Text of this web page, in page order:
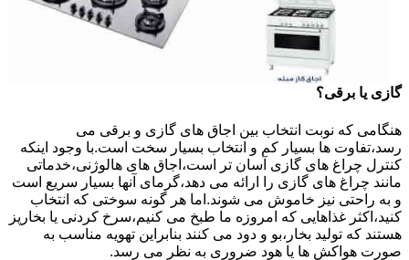
گازی یا برقی؟
هنگامی که نوبت انتخاب بین اجاق های گازی و برقی می
رسد،تفاوت ها بسیار کم و انتخاب بسیار سخت است.با وجود اینکه
کنترل چراغ های گازی آسان تر است،اجاق های هالوژنی،خدماتی
مانند چراغ های گازی را ارائه می دهد،گرمای آنها بسیار سریع است
و به راحتی نیز خاموش می شوند.اما هر گونه سوختی که انتخاب
کنید،اکثر غذاهایی که امروزه ما طبخ می کنیم،سرخ کردنی یا بخارپز
هستند که تولید بخار،بو و دود می کنند بنابراین تهویه مناسب به
صورت هواکش ها یا هود ضروری به نظر می رسد.